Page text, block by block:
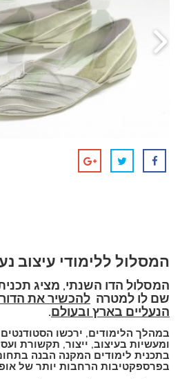
המסלול ללימודי עיצוב
המסלול הדו השנתי, מציג
שם לו למטרה להכשיר את
הנעליים בארץ ובעולם.
במהלך הלימודים, ירכשו הסטודנטים
ומעשיות בעיצוב, ייצור, תקשורת
בתכנית לימודים המקנה הבנה
בפרספקטיבות הרחבות יותר של